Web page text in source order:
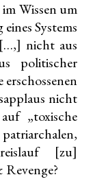
Wissen um
Systems
nicht aus
politischer
nicht
„toxische
[zu]